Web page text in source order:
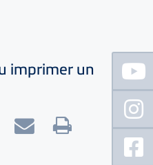
imprimer un
Floating
Sidebar